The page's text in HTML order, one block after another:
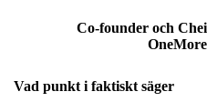
Co-founder och
Vad punkt i faktiskt säger